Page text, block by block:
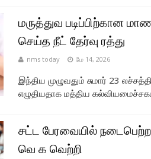
மருத்துவ படிப்பிற்கான
செய்த நீட் தேர்வு ரத்து
nms today மே 14, 2026
இந்திய முழுவதும் சுமார் 23
எழுதியதாக மத்திய
சட்ட பேரவையில்
வெ க வெற்றி